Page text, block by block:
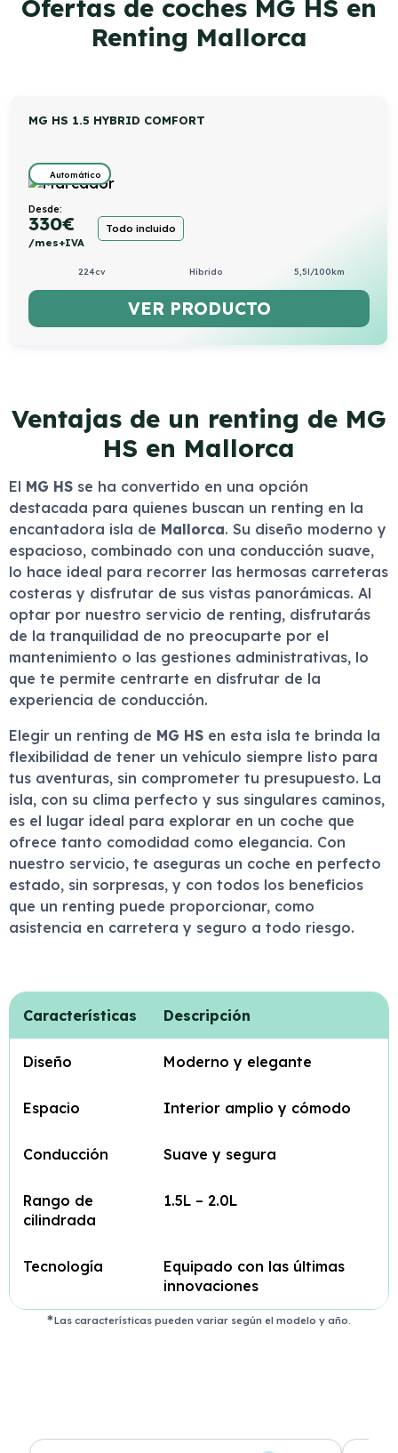
Ofertas de coches MG HS en
Renting Mallorca
MG HS 1.5 HYBRID COMFORT
Automático
Desde:
330€
/mes+IVA
Todo incluido
224cv Híbrido 5,5l/100km
VER PRODUCTO
Ventajas de un renting de MG
HS en Mallorca
El MG HS se ha convertido en una opción
destacada para quienes buscan un renting en la
encantadora isla de Mallorca. Su diseño moderno y
espacioso, combinado con una conducción suave,
lo hace ideal para recorrer las hermosas carreteras
costeras y disfrutar de sus vistas panorámicas. Al
optar por nuestro servicio de renting, disfrutarás
de la tranquilidad de no preocuparte por el
mantenimiento o las gestiones administrativas, lo
que te permite centrarte en disfrutar de la
experiencia de conducción.
Elegir un renting de MG HS en esta isla te brinda la
flexibilidad de tener un vehículo siempre listo para
tus aventuras, sin comprometer tu presupuesto. La
isla, con su clima perfecto y sus singulares caminos,
es el lugar ideal para explorar en un coche que
ofrece tanto comodidad como elegancia. Con
nuestro servicio, te aseguras un coche en perfecto
estado, sin sorpresas, y con todos los beneficios
que un renting puede proporcionar, como
asistencia en carretera y seguro a todo riesgo.
Características Descripción
Diseño Moderno y elegante
Espacio Interior amplio y cómodo
Conducción Suave y segura
Rango de
cilindrada
1.5L – 2.0L
Tecnología
Equipado con las últimas
innovaciones
Las características pueden variar según el modelo y año.